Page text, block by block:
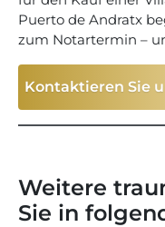
Puerto de Andratx
zum Notartermin –
Kontaktieren Sie
Weitere
Sie in